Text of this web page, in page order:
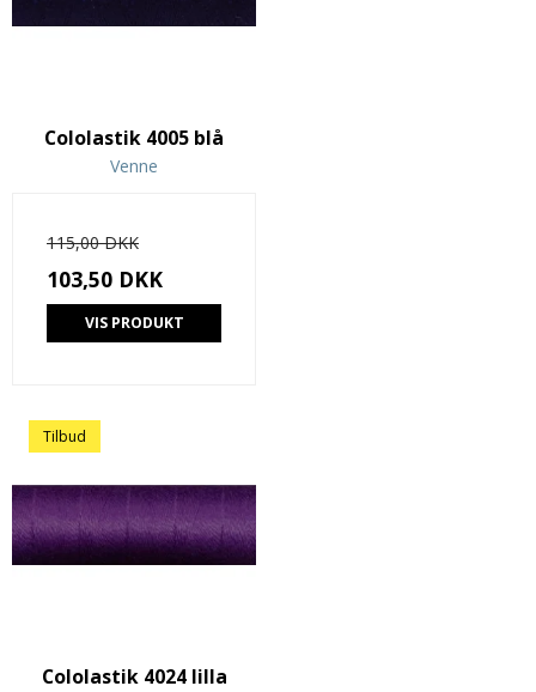
Cololastik 4005 blå
Venne
115,00 DKK
103,50 DKK
VIS PRODUKT
Tilbud
Cololastik 4024 lilla